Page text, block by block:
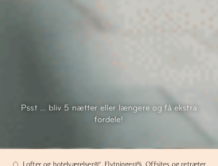
Psst ... bliv 5 nætter eller længere og få ekstra
fordele!
Lofter og hotelværelser Flytninger
Offsites og retræter